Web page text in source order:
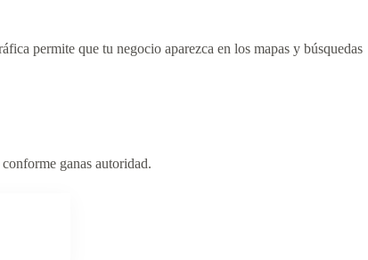
permite que tu negocio aparezca en los mapas y búsquedas
ganas autoridad.